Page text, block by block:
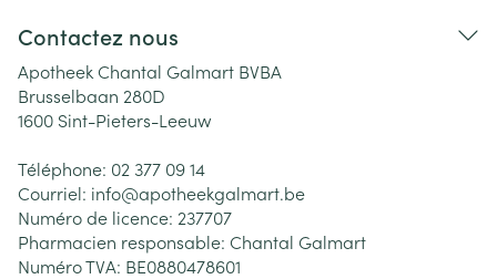
Contactez nous
Apotheek Chantal Galmart BVBA
Brusselbaan 280D
1600 Sint-Pieters-Leeuw
Téléphone: 02 377 09 14
Courriel: info@apotheekgalmart.be
Numéro de licence: 237707
Pharmacien responsable: Chantal Galmart
Numéro TVA: BE0880478601